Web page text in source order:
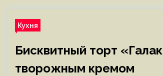
Кухня
Бисквитный торт
творожным кремом